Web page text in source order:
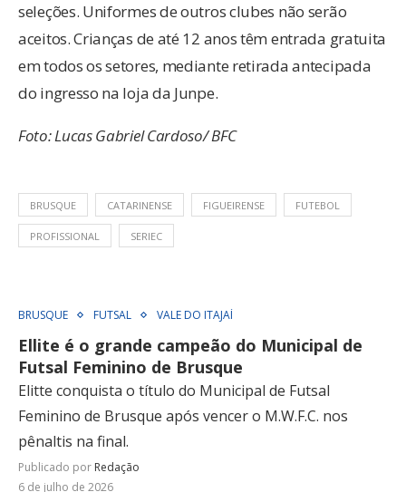
seleções. Uniformes de outros clubes não serão
aceitos. Crianças de até 12 anos têm entrada gratuita
em todos os setores, mediante retirada antecipada
do ingresso na loja da Junpe.
Foto: Lucas Gabriel Cardoso/ BFC
BRUSQUE CATARINENSE FIGUEIRENSE FUTEBOL
PROFISSIONAL SERIEC
BRUSQUE FUTSAL VALE DO ITAJAÍ
Ellite é o grande campeão do Municipal de
Futsal Feminino de Brusque
Elitte conquista o título do Municipal de Futsal
Feminino de Brusque após vencer o M.W.F.C. nos
pênaltis na final.
Publicado por Redação
6 de julho de 2026